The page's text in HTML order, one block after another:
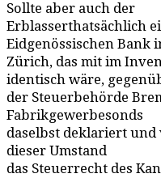
Sollte aber auch der
Erblasserthatsächlich
Eidgenössischen Bank
Zürich, das mit im
identisch wäre,
der Steuerbehörde
Fabrikgewerbesonds
daselbst deklariert
dieser Umstand
das Steuerrecht des